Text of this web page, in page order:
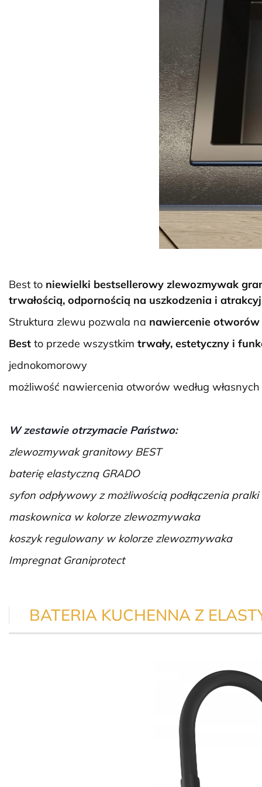
Best to niewielki bestsellerowy zlewozmywak
trwałością, odpornością na uszkodzenia i
Struktura zlewu pozwala na nawiercenie otworów
Best to przede wszystkim trwały, estetyczny i
jednokomorowy
możliwość nawiercenia otworów według
W zestawie otrzymacie Państwo:
zlewozmywak granitowy BEST
baterię elastyczną GRADO
syfon odpływowy z możliwością podłączenia
maskownica w kolorze zlewozmywaka
koszyk regulowany w kolorze zlewozmywaka
Impregnat Graniprotect
BATERIA KUCHENNA Z